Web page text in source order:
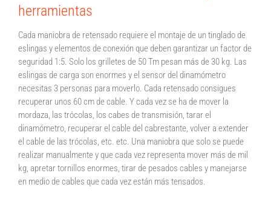
herramientas
Cada maniobra de retensado requiere el montaje de un tinglado de
eslingas y elementos de conexión que deben garantizar un factor de
seguridad 1:5. Solo los grilletes de 50 Tm pesan más de 30 kg. Las
eslingas de carga son enormes y el sensor del dinamómetro
necesitas 3 personas para moverlo. Cada retensado consigues
recuperar unos 60 cm de cable. Y cada vez se ha de mover la
mordaza, las trócolas, los cabes de transmisión, tarar el
dinamómetro, recuperar el cable del cabrestante, volver a extender
el cable de las trócolas, etc. etc. Una maniobra que solo se puede
realizar manualmente y que cada vez representa mover más de mil
kg, apretar tornillos enormes, tirar de pesados cables y manejarse
en medio de cables que cada vez están más tensados.